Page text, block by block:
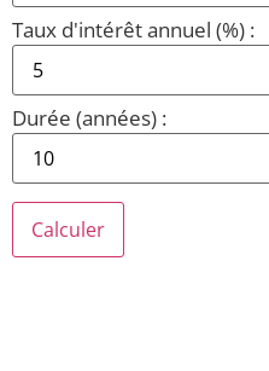
Taux d'intérêt annuel (%) :
Durée (années) :
Calculer